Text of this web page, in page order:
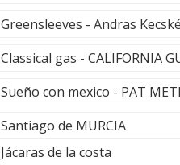
Greensleeves - Andras
Classical gas - CALIFORNIA
Sueño con mexico - PAT
Santiago de MURCIA
Jácaras de la costa